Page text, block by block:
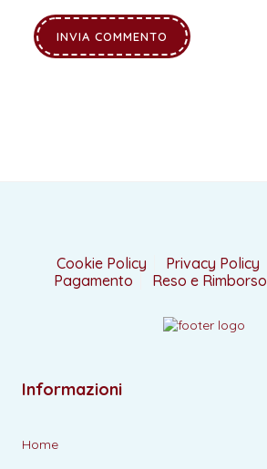
Cookie Policy Privacy Policy
Pagamento
Reso e Rimborso
Informazioni
Home